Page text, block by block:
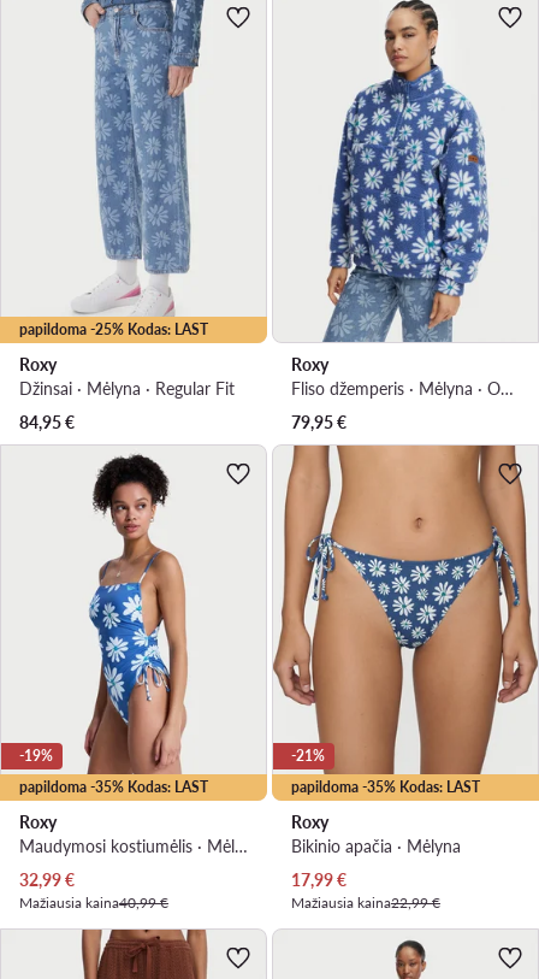
papildoma -25% Kodas: LAST
Roxy
Džinsai · Mėlyna · Regular Fit
84,95€
Roxy
Fliso džemperis · Mėlyna · Oversize
79,95€
papildoma -35% Kodas: LAST
-19%
Roxy
Maudymosi kostiumėlis · Mėlyna
Dabartinė kaina
32,99€
Mažiausia kaina40,99 €
papildoma -35% Kodas: LAST
-21%
Roxy
Bikinio apačia · Mėlyna
Dabartinė kaina
17,99€
Mažiausia kaina22,99 €